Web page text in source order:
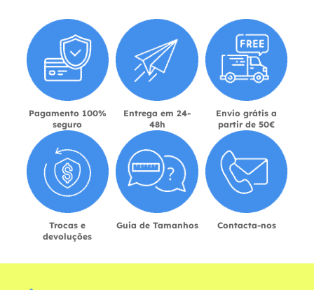
Pagamento 100%
seguro
Entrega em 24-
48h
Envio grátis a
partir de 50€
Trocas e
devoluções
Guia de Tamanhos Contacta-nos